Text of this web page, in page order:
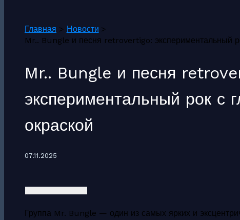
Главная
Новости
Mr.. Bungle и песня retrovertigo: экспериментальный
Mr.. Bungle и песня
экспериментальный рок с
окраской
07.11.2025
Группа Mr. Bungle — один из самых ярких и